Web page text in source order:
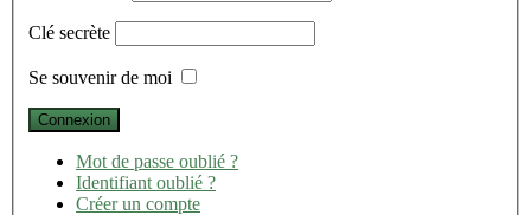
Clé secrète
Se souvenir de moi
Mot de passe oublié ?
Identifiant oublié ?
Créer un compte